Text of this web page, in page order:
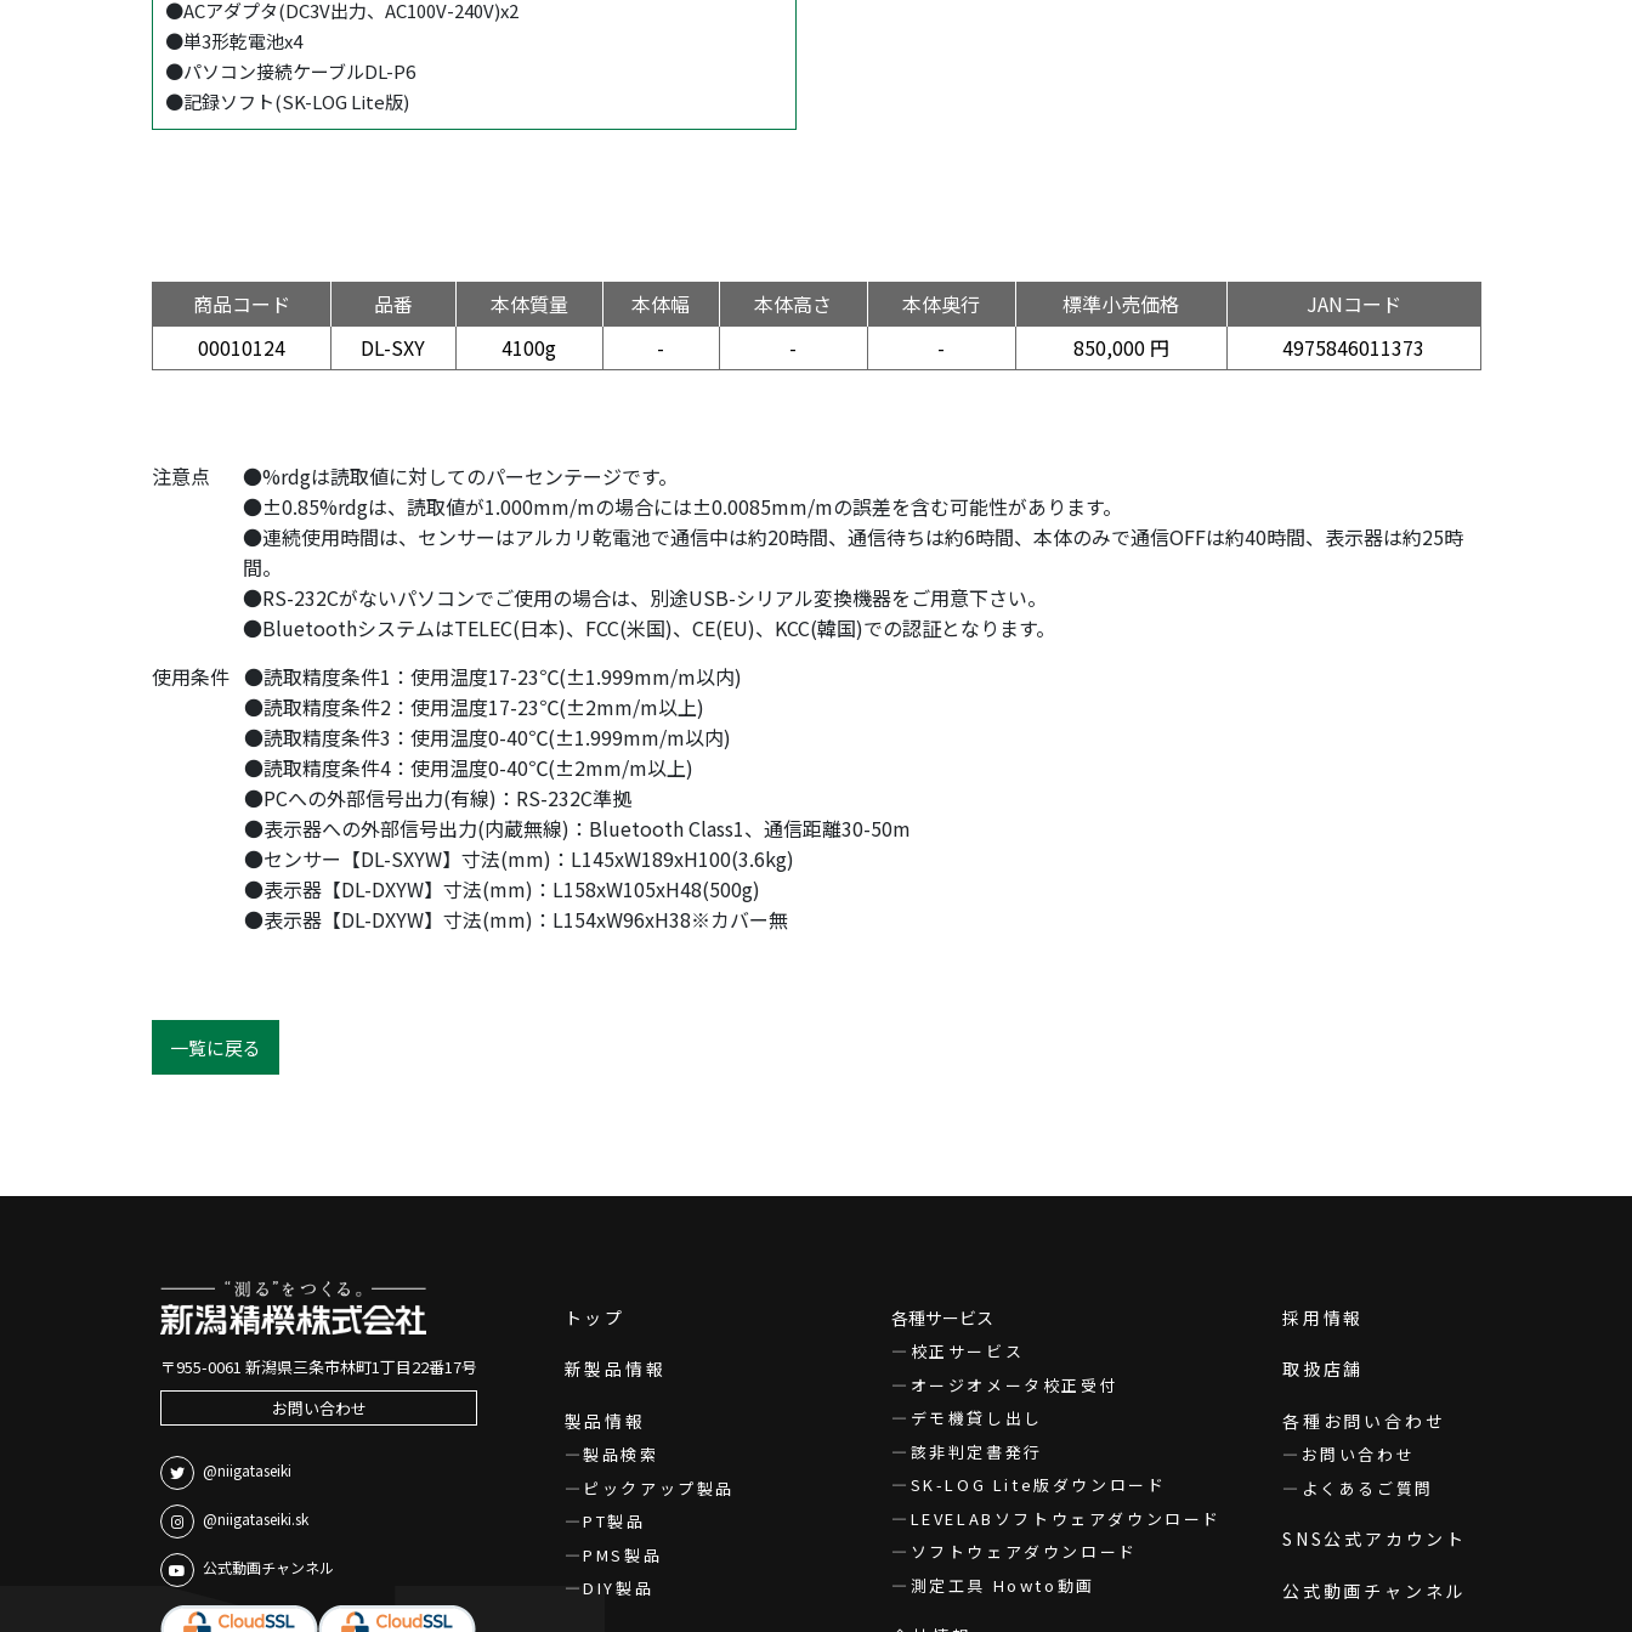
●ACアダプタ(DC3V出力、AC100V-240V)x2
●単3形乾電池x4
●パソコン接続ケーブルDL-P6
●記録ソフト(SK-LOG Lite版)
商品コード 品番 本体質量 本体幅 本体高さ 本体奥行 標準小売価格
JANコード
00010124
DL-SXY 4100g - - - 850,000 円 4975846011373
注意点
●%rdgは読取値に対してのパーセンテージです。
●±0.85%rdgは、読取値が1.000mm/mの場合には±0.0085mm/mの誤差を含む可能性があります。
●連続使用時間は、センサーはアルカリ乾電池で通信中は約20時間、通信待ちは約6時間、本体のみで通信OFFは約40時間、表示器は約25時
間。
●RS-232Cがないパソコンでご使用の場合は、別途USB-シリアル変換機器をご用意下さい。
●BluetoothシステムはTELEC(日本)、FCC(米国)、CE(EU)、KCC(韓国)での認証となります。
使用条件 ●読取精度条件1：使用温度17-23℃(±1.999mm/m以内)
●読取精度条件2：使用温度17-23℃(±2mm/m以上)
●読取精度条件3：使用温度0-40℃(±1.999mm/m以内)
●読取精度条件4：使用温度0-40℃(±2mm/m以上)
●PCへの外部信号出力(有線)：RS-232C準拠
●表示器への外部信号出力(内蔵無線)：Bluetooth Class1、通信距離30-50m
●センサー【DL-SXYW】寸法(mm)：L145xW189xH100(3.6kg)
●表示器【DL-DXYW】寸法(mm)：L158xW105xH48(500g)
●表示器【DL-DXYW】寸法(mm)：L154xW96xH38※カバー無
一覧に戻る
〒955-0061 新潟県三条市林町1丁目22番17号
お問い合わせ
@niigataseiki
@niigataseiki.sk
公式動画チャンネル
トップ
新製品情報
製品情報
製品検索
ピックアップ製品
PT製品
PMS製品
DIY製品
各種サービス
校正サービス
オージオメータ校正受付
デモ機貸し出し
該非判定書発行
SK-LOG Lite版ダウンロード
LEVELABソフトウェアダウンロード
ソフトウェアダウンロード
測定工具 Howto動画
採用情報
取扱店舗
各種お問い合わせ
お問い合わせ
よくあるご質問
SNS公式アカウント
公式動画チャンネル